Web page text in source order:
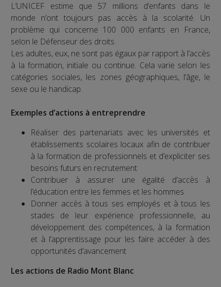
L’UNICEF estime que 57 millions d’enfants dans le
monde n’ont toujours pas accès à la scolarité. Un
problème qui concerne 100 000 enfants en France,
selon le Défenseur des droits.
Les adultes, eux, ne sont pas égaux par rapport à l’accès
à la formation, initiale ou continue. Cela varie selon les
catégories sociales, les zones géographiques, l’âge, le
sexe ou le handicap.
Exemples d’actions à entreprendre
Réaliser des partenariats avec les universités et
établissements scolaires locaux afin de contribuer
à la formation de professionnels et d’expliciter ses
besoins futurs en recrutement
Contribuer à assurer une égalité d’accès à
l’éducation entre les femmes et les hommes
Donner accès à tous ses employés et à tous les
stades de leur expérience professionnelle, au
développement des compétences, à la formation
et à l’apprentissage pour les faire accéder à des
opportunités d’avancement
Les actions de Radio Mont Blanc